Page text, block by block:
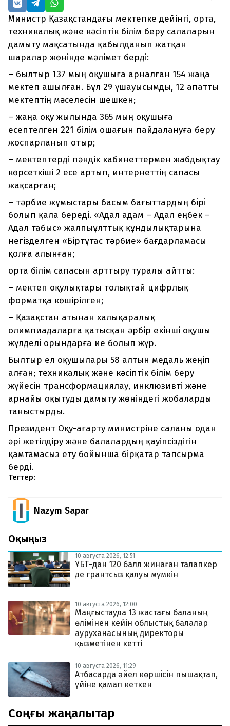
Министр Қазақстандағы мектепке дейінгі, орта,
техникалық және кәсіптік білім беру салаларын
дамыту мақсатында қабылданып жатқан
шаралар жөнінде мәлімет берді:
– былтыр 137 мың оқушыға арналған 154 жаңа
мектеп ашылған. Бұл 29 үшауысымды, 12 апатты
мектептің мәселесін шешкен;
– жаңа оқу жылында 365 мың оқушыға
есептелген 221 білім ошағын пайдалануға беру
жоспарланып отыр;
– мектептерді пәндік кабинеттермен жабдықтау
көрсеткіші 2 есе артып, интернеттің сапасы
жақсарған;
– тәрбие жұмыстары басым бағыттардың бірі
болып қала береді. «Адал адам – Адал еңбек –
Адал табыс» жалпыұлттық құндылықтарына
негізделген «Біртұтас тәрбие» бағдарламасы
қолға алынған;
орта білім сапасын арттыру туралы айтты:
– мектеп оқулықтары толықтай цифрлық
форматқа көшірілген;
– Қазақстан атынан халықаралық
олимпиадаларға қатысқан әрбір екінші оқушы
жүлделі орындарға ие болып жүр.
Былтыр ел оқушылары 58 алтын медаль жеңіп
алған; техникалық және кәсіптік білім беру
жүйесін трансформациялау, инклюзивті және
арнайы оқытуды дамыту жөніндегі жобаларды
таныстырды.
Президент Оқу-ағарту министріне саланы одан
әрі жетілдіру және балалардың қауіпсіздігін
қамтамасыз ету бойынша бірқатар тапсырма
берді.
Тегтер:
Nazym Sapar
Оқыңыз
10 августа 2026, 12:51
ҰБТ-дан 120 балл жинаған талапкер
де грантсыз қалуы мүмкін
10 августа 2026, 12:00
Маңғыстауда 13 жастағы баланың
өлімінен кейін облыстық балалар
ауруханасының директоры
қызметінен кетті
10 августа 2026, 11:29
Атбасарда әйел көршісін пышақтап,
үйіне қамап кеткен
Соңғы жаңалықтар